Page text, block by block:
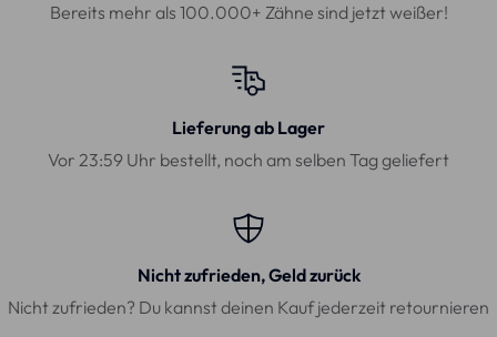
Bereits mehr als 100.000+ Zähne sind jetzt weißer!
Lieferung ab Lager
Vor 23:59 Uhr bestellt, noch am selben Tag geliefert
Nicht zufrieden, Geld zurück
Nicht zufrieden? Du kannst deinen Kauf jederzeit retournieren